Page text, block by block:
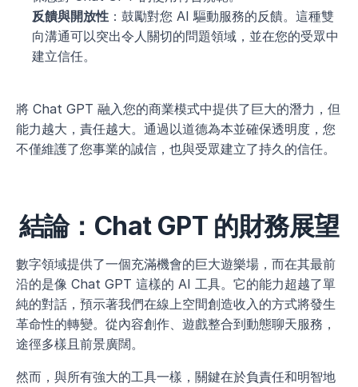
反饋與開放性 ：鼓勵對您 AI 驅動服務的反饋。這種雙
向溝通可以突出令人關切的問題領域，並在您的受眾中
建立信任。
將 Chat GPT 融入您的商業模式中提供了巨大的潛力，但
能力越大，責任越大。通過以道德為本並確保透明度，您
不僅維護了您事業的誠信，也與受眾建立了持久的信任。
結論：Chat GPT 的財務展望
數字領域提供了一個充滿機會的巨大遊樂場，而在其最前
沿的是像 Chat GPT 這樣的 AI 工具。它的能力超越了單
純的對話，預示著我們在線上空間創造收入的方式將發生
革命性的轉變。從內容創作、遊戲整合到動態聊天服務，
途徑多樣且前景廣闊。
然而，與所有強大的工具一樣，關鍵在於負責任和明智地